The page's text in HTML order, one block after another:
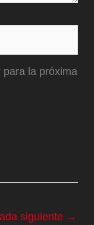
para la próxima
siguiente →